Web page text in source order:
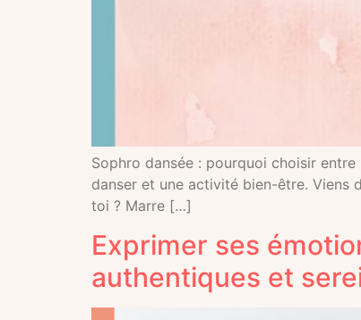
Sophro dansée : pourquoi choisir
danser et une activité bien-être. Viens
toi ? Marre […]
Exprimer ses
authentiques et